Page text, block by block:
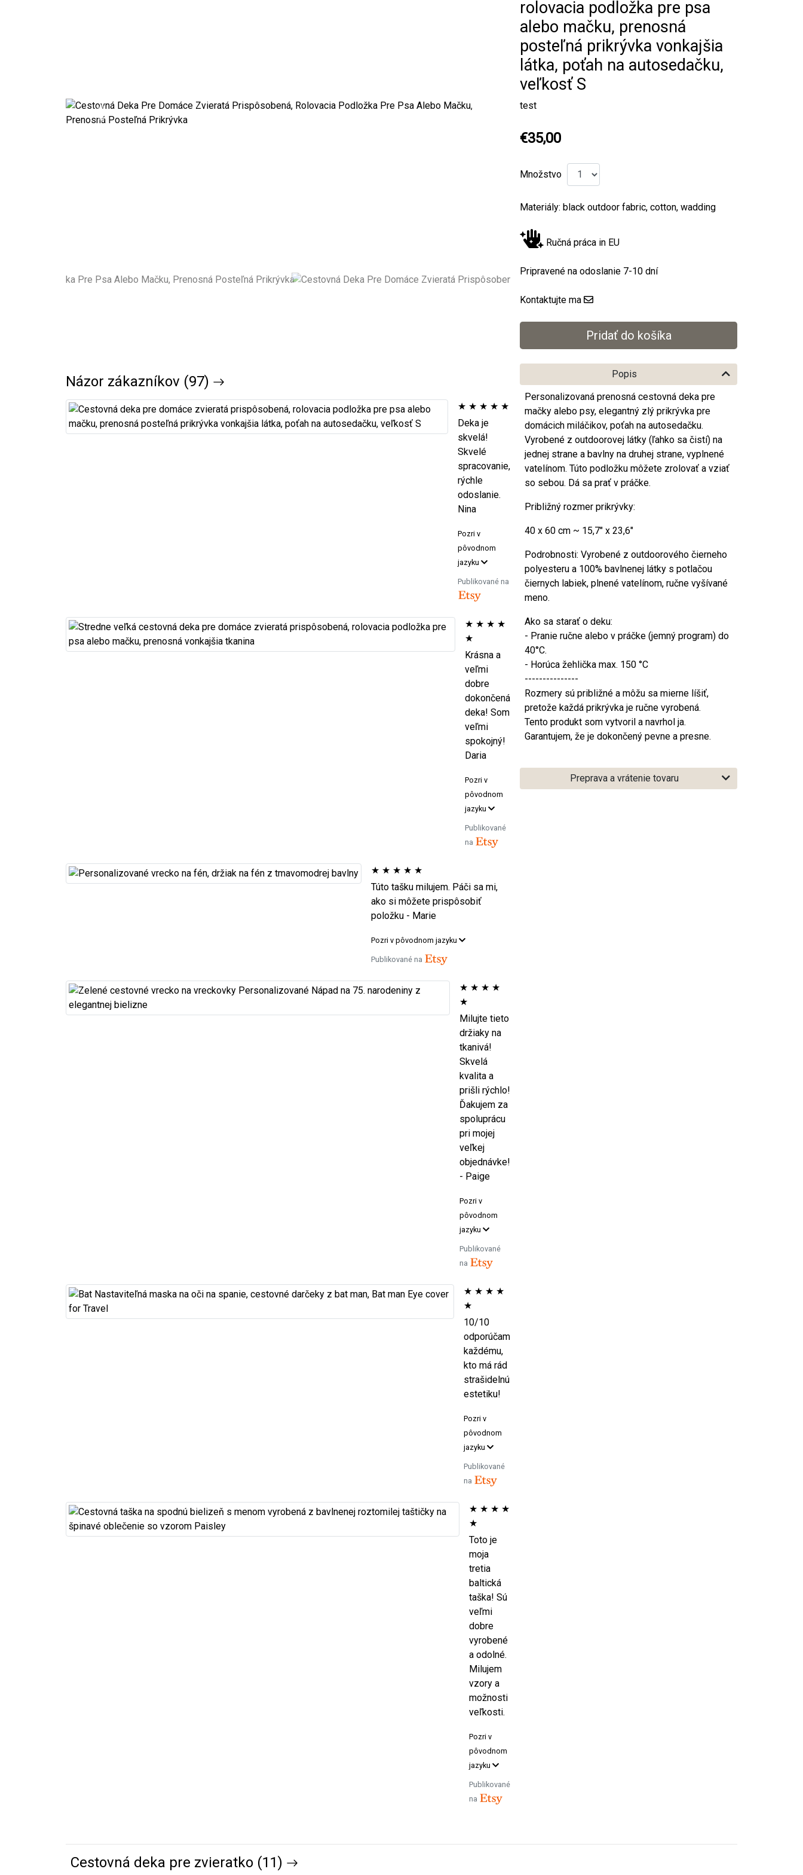
Previous
rolovacia podložka pre psa
alebo mačku, prenosná
posteľná prikrývka vonkajšia
látka, poťah na autosedačku,
veľkosť S
test
€35,00
Množstvo
Materiály: black outdoor fabric, cotton, wadding
Ručná práca in EU
Pripravené na odoslanie 7-10 dní
Kontaktujte ma
Popis
Personalizovaná prenosná cestovná deka pre
mačky alebo psy, elegantný zlý prikrývka pre
domácich miláčikov, poťah na autosedačku.
Vyrobené z outdoorovej látky (ľahko sa čistí) na
jednej strane a bavlny na druhej strane, vyplnené
vatelínom. Túto podložku môžete zrolovať a vziať
so sebou. Dá sa prať v práčke.
Približný rozmer prikrývky:
40 x 60 cm ~ 15,7" x 23,6"
Podrobnosti: Vyrobené z outdoorového čierneho
polyesteru a 100% bavlnenej látky s potlačou
čiernych labiek, plnené vatelínom, ručne vyšívané
meno.
Ako sa starať o deku:
- Pranie ručne alebo v práčke (jemný program) do
40°C.
- Horúca žehlička max. 150 °C
---------------
Rozmery sú približné a môžu sa mierne líšiť,
pretože každá prikrývka je ručne vyrobená.
Tento produkt som vytvoril a navrhol ja.
Garantujem, že je dokončený pevne a presne.
Preprava a vrátenie tovaru
Názor zákazníkov (97)
★ ★ ★ ★ ★
Deka je
skvelá!
Skvelé
spracovanie,
rýchle
odoslanie.
Nina
Pozri v
pôvodnom
jazyku
Publikované na
★ ★ ★ ★
★
Krásna a
veľmi
dobre
dokončená
deka! Som
veľmi
spokojný!
Daria
Pozri v
pôvodnom
jazyku
Publikované
na
★ ★ ★ ★ ★
Túto tašku milujem. Páči sa mi,
ako si môžete prispôsobiť
položku - Marie
Pozri v pôvodnom jazyku
Publikované na
★ ★ ★ ★
★
Milujte tieto
držiaky na
tkanivá!
Skvelá
kvalita a
prišli rýchlo!
Ďakujem za
spoluprácu
pri mojej
veľkej
objednávke!
- Paige
Pozri v
pôvodnom
jazyku
Publikované
na
★ ★ ★ ★
★
10/10
odporúčam
každému,
kto má rád
strašidelnú
estetiku!
Pozri v
pôvodnom
jazyku
Publikované
na
★ ★ ★ ★
★
Toto je
moja
tretia
baltická
taška! Sú
veľmi
dobre
vyrobené
a odolné.
Milujem
vzory a
možnosti
veľkosti.
Pozri v
pôvodnom
jazyku
Publikované
na
Cestovná deka pre zvieratko (11)